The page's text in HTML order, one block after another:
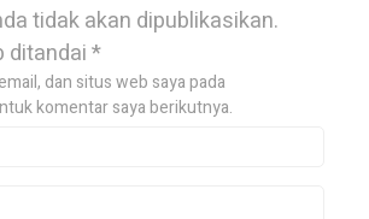
tidak akan dipublikasikan.
ditandai*
dan situs web saya pada
komentar saya berikutnya.